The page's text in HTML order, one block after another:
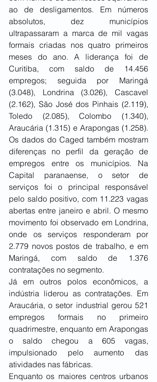
ao de desligamentos. Em números
absolutos, dez municípios
ultrapassaram a marca de mil vagas
formais criadas nos quatro primeiros
meses do ano. A liderança foi de
Curitiba, com saldo de 14.456
empregos; seguida por Maringá
(3.048), Londrina (3.026), Cascavel
(2.162), São José dos Pinhais (2.119),
Toledo (2.085), Colombo (1.340),
Araucária (1.315) e Arapongas (1.258).
Os dados do Caged também mostram
diferenças no perfil da geração de
empregos entre os municípios. Na
Capital paranaense, o setor de
serviços foi o principal responsável
pelo saldo positivo, com 11.223 vagas
abertas entre janeiro e abril. O mesmo
movimento foi observado em Londrina,
onde os serviços responderam por
2.779 novos postos de trabalho, e em
Maringá, com saldo de 1.376
contratações no segmento.
Já em outros polos econômicos, a
indústria liderou as contratações. Em
Araucária, o setor industrial gerou 521
empregos formais no primeiro
quadrimestre, enquanto em Arapongas
o saldo chegou a 605 vagas,
impulsionado pelo aumento das
atividades nas fábricas.
Enquanto os maiores centros urbanos